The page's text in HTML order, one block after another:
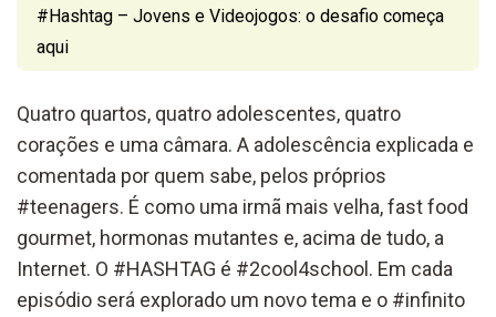
#Hashtag – Jovens e Videojogos: o desafio começa
aqui
Quatro quartos, quatro adolescentes, quatro
corações e uma câmara. A adolescência explicada e
comentada por quem sabe, pelos próprios
#teenagers. É como uma irmã mais velha, fast food
gourmet, hormonas mutantes e, acima de tudo, a
Internet. O #HASHTAG é #2cool4school. Em cada
episódio será explorado um novo tema e o #infinito